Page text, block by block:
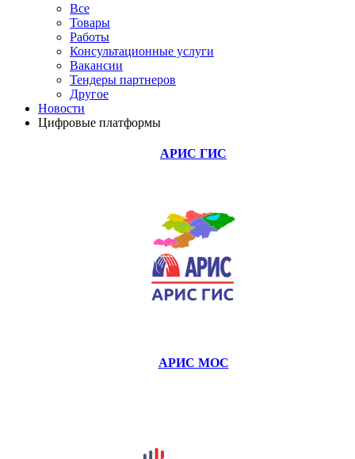
Все
Товары
Работы
Консультационные услуги
Вакансии
Тендеры партнеров
Другое
Новости
Цифровые платформы
АРИС ГИС
АРИС МОС